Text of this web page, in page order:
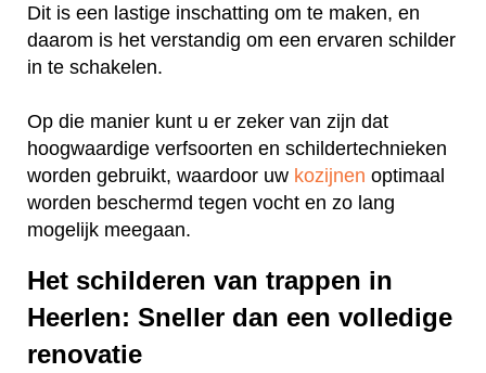
Dit is een lastige inschatting om te maken, en
daarom is het verstandig om een ervaren schilder
in te schakelen.
Op die manier kunt u er zeker van zijn dat
hoogwaardige verfsoorten en schildertechnieken
worden gebruikt, waardoor uw kozijnen optimaal
worden beschermd tegen vocht en zo lang
mogelijk meegaan.
Het schilderen van trappen in
Heerlen: Sneller dan een volledige
renovatie